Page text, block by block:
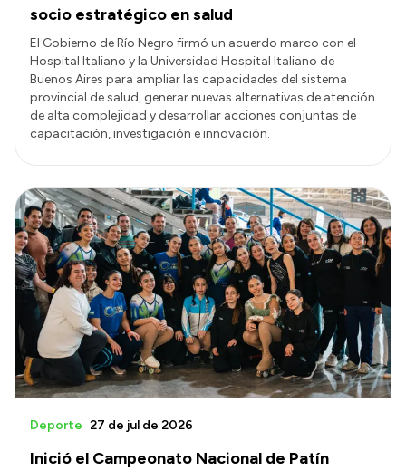
socio estratégico en salud
El Gobierno de Río Negro firmó un acuerdo marco con el
Hospital Italiano y la Universidad Hospital Italiano de
Buenos Aires para ampliar las capacidades del sistema
provincial de salud, generar nuevas alternativas de atención
de alta complejidad y desarrollar acciones conjuntas de
capacitación, investigación e innovación.
Inició el Campeonato Nacional de Patín
Deporte 27 de jul de 2026